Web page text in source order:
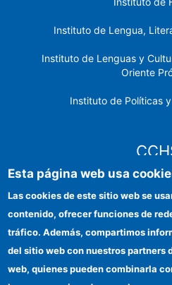
Instituto de Lengua,
Instituto de Lenguas y
Oriente
Instituto de Políticas
Identidad
Ayudas
Esta página web usa
Las cookies de este sitio web se
contenido, ofrecer funciones de
tráfico. Además, compartimos
del sitio web con nuestros partners
web, quienes pueden combinarla